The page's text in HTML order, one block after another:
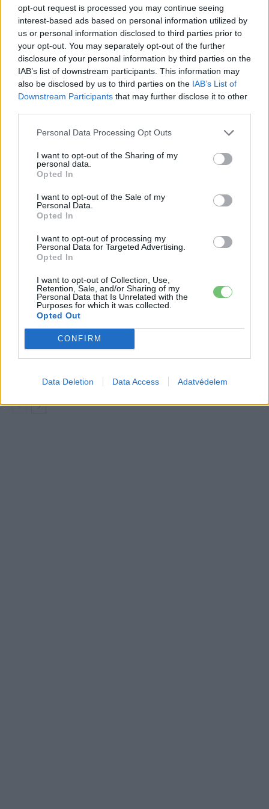
opt-out request is processed you may continue seeing
interest-based ads based on personal information utilized by
us or personal information disclosed to third parties prior to
your opt-out. You may separately opt-out of the further
disclosure of your personal information by third parties on the
IAB’s list of downstream participants. This information may
also be disclosed by us to third parties on the IAB’s List of
Downstream Participants that may further disclose it to other
Personal Data Processing Opt Outs
I want to opt-out of the Sharing of my
personal data.
Opted In
I want to opt-out of the Sale of my
Personal Data.
Opted In
I want to opt-out of processing my
Personal Data for Targeted Advertising.
Opted In
I want to opt-out of Collection, Use,
Retention, Sale, and/or Sharing of my
Personal Data that Is Unrelated with the
Purposes for which it was collected.
Opted Out
CONFIRM
Data Deletion Data Access Adatvédelem
Eriqo
Főállásban Informatikus kocka, de lelkében elkötelezett gamer,
KAPCSOLÓDÓ CIKKEK TÖBB A SZERZŐTŐL
Elektromos
Kínában, amivel a helyi EV-gyártókat
Elektromos
Három hónap: letarolta a piacot a
Volkswagen olcsó villanyautó-családja
27 995 eurót ígért a Volkswagen, de
egyelőre ennyiért kapod csak az ID.
Crosst